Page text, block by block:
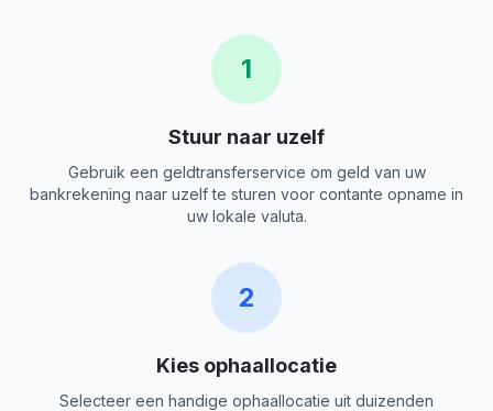
1
Stuur naar uzelf
Gebruik een geldtransferservice om geld van uw
bankrekening naar uzelf te sturen voor contante opname in
uw lokale valuta.
2
Kies ophaallocatie
Selecteer een handige ophaallocatie uit duizenden